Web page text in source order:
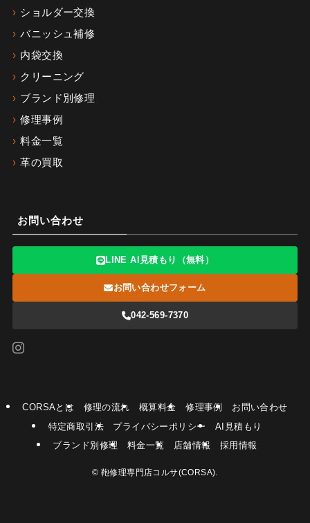
ショルダー交換
バニッシュ補修
内袋交換
クリーニング
ブランド別修理
修理事例
料金一覧
革の買取
お問い合わせ
LINE AI見積もり（無料）
お問い合わせフォーム
042-569-7370
CORSAとは 修理の流れ 概算料金 修理事例
お問い合わせ
特定商取引法
プライバシーポリシー
AI見積もり
ブランド別修理
料金一覧 店舗情報 採用情報
© 鞄修理専門店コルサ(CORSA).